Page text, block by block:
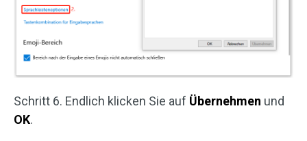
Schritt 6. Endlich klicken Sie auf Übernehmen und
OK.